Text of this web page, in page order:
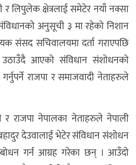
र लिपुलेक क्षेत्रलाई समेटेर नयाँ नक्सा
अनुसूची ३ मा रहेको निशान
संसद सचिवालयमा दर्ता गराएपछि
आएको संविधान संशोधनको
राजपा र समाजवादी नेताहरुले
र राजपा नेपालका नेताहरुले नेपाली
देउवालाई भेटेर संविधान संशोधन
गर्न आग्रह गरेका छन् । आउँदो